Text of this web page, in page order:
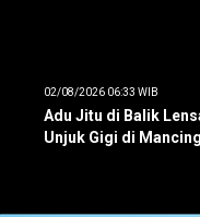
02/08/2026 06:33 WIB
Adu Jitu di Balik
Unjuk Gigi di